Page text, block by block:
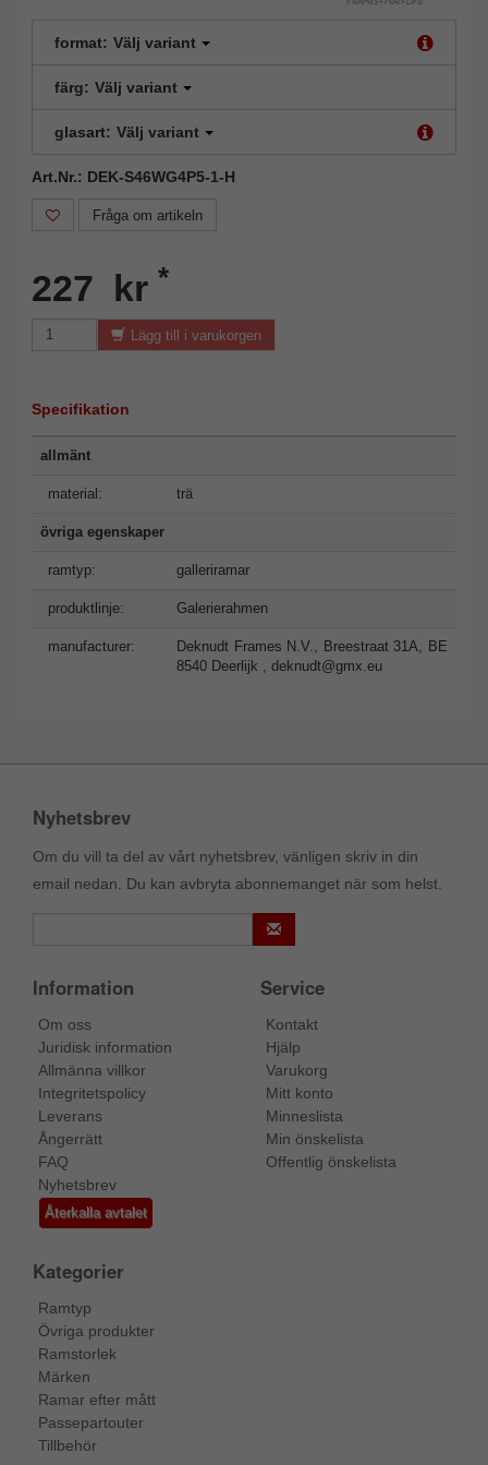
format: Välj variant
färg: Välj variant
glasart: Välj variant
Art.Nr.: DEK-S46WG4P5-1-H
Fråga om artikeln
227 kr *
Lägg till i varukorgen
Specifikation
allmänt
material: trä
övriga egenskaper
ramtyp: galleriramar
produktlinje: Galerierahmen
manufacturer:
Deknudt Frames N.V., Breestraat 31A, BE
8540 Deerlijk , deknudt@gmx.eu
Nyhetsbrev
Om du vill ta del av vårt nyhetsbrev, vänligen skriv in din
email nedan. Du kan avbryta abonnemanget när som helst.
Information
Om oss
Juridisk information
Allmänna villkor
Integritetspolicy
Leverans
Ångerrätt
FAQ
Nyhetsbrev
Återkalla avtalet
Service
Kontakt
Hjälp
Varukorg
Mitt konto
Minneslista
Min önskelista
Offentlig önskelista
Kategorier
Ramtyp
Övriga produkter
Ramstorlek
Märken
Ramar efter mått
Passepartouter
Tillbehör